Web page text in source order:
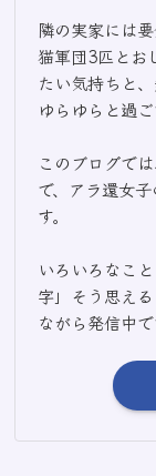
隣の実家には
猫軍団3匹とお
たい気持ちと
ゆらゆらと過ご
このブログで
で、アラ還女
す。
いろいろなこ
字」そう思え
ながら発信中で